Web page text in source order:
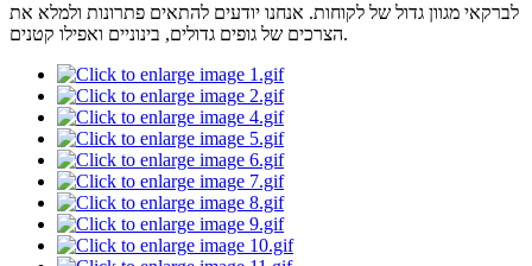
לברקאי מגוון גדול של לקוחות. אנחנו יודעים להתאים פתרונות ולמלא את
הצרכים של גופים גדולים, בינוניים ואפילו קטנים.